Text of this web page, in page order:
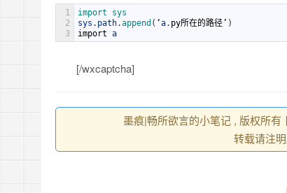
1
2
3
import sys
sys . path.append ( ‘a. py所在的路径’ )
import a
[/wxcaptcha]
墨痕|畅所欲言的小笔记 , 版权所
转载请注明